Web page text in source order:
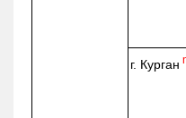
г. Курган